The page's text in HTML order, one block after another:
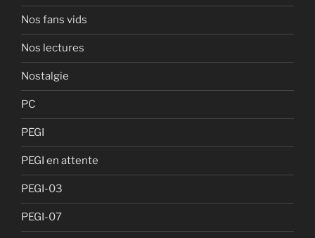
Nos fans vids
Nos lectures
Nostalgie
PC
PEGI
PEGI en attente
PEGI-03
PEGI-07